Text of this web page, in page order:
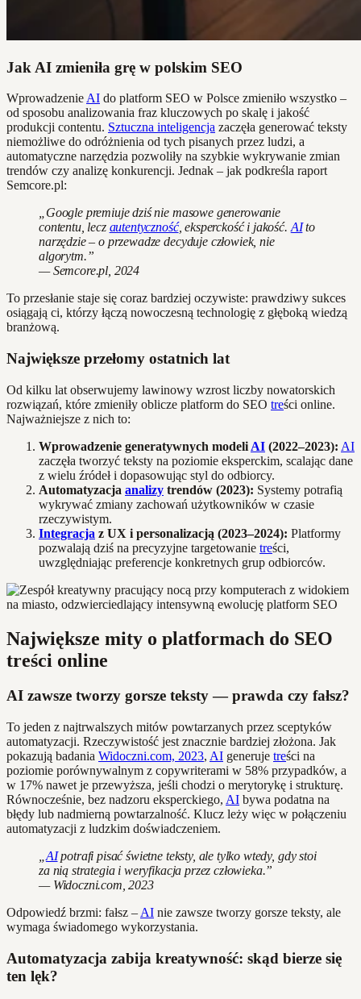
Jak AI zmieniła grę w polskim SEO
Wprowadzenie AI do platform SEO w Polsce zmieniło wszystko –
od sposobu analizowania fraz kluczowych po skalę i jakość
produkcji contentu. Sztuczna inteligencja zaczęła generować teksty
niemożliwe do odróżnienia od tych pisanych przez ludzi, a
automatyczne narzędzia pozwoliły na szybkie wykrywanie zmian
trendów czy analizę konkurencji. Jednak – jak podkreśla raport
Semcore.pl:
„Google premiuje dziś nie masowe generowanie
contentu, lecz autentyczność, eksperckość i jakość. AIto
narzędzie – o przewadze decyduje człowiek, nie
algorytm.”
— Semcore.pl, 2024
To przesłanie staje się coraz bardziej oczywiste: prawdziwy sukces
osiągają ci, którzy łączą nowoczesną technologię z głęboką wiedzą
branżową.
Największe przełomy ostatnich lat
Od kilku lat obserwujemy lawinowy wzrost liczby nowatorskich
rozwiązań, które zmieniły oblicze platform do SEO treści online.
Najważniejsze z nich to:
Wprowadzenie generatywnych modeli AI (2022–2023): AI
zaczęła tworzyć teksty na poziomie eksperckim, scalając dane
z wielu źródeł i dopasowując styl do odbiorcy.
Automatyzacja analizy trendów (2023): Systemy potrafią
wykrywać zmiany zachowań użytkowników w czasie
rzeczywistym.
Integracja z UX i personalizacją (2023–2024): Platformy
pozwalają dziś na precyzyjne targetowanie treści,
uwzględniając preferencje konkretnych grup odbiorców.
Największe mity o platformach do SEO
treści online
AI zawsze tworzy gorsze teksty — prawda czy fałsz?
To jeden z najtrwalszych mitów powtarzanych przez sceptyków
automatyzacji. Rzeczywistość jest znacznie bardziej złożona. Jak
pokazują badania Widoczni.com, 2023, AI generuje treści na
poziomie porównywalnym z copywriterami w 58% przypadków, a
w 17% nawet je przewyższa, jeśli chodzi o merytorykę i strukturę.
Równocześnie, bez nadzoru eksperckiego, AI bywa podatna na
błędy lub nadmierną powtarzalność. Klucz leży więc w połączeniu
automatyzacji z ludzkim doświadczeniem.
AIpotrafi pisać świetne teksty, ale tylko wtedy, gdy stoi
za nią strategia i weryfikacja przez człowieka.”
— Widoczni.com, 2023
Odpowiedź brzmi: fałsz – AI nie zawsze tworzy gorsze teksty, ale
wymaga świadomego wykorzystania.
Automatyzacja zabija kreatywność: skąd bierze się
ten lęk?